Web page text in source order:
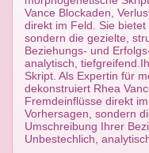
Vance Blockaden,
direkt im Feld. Sie
sondern die gezielte,
Beziehungs- und
analytisch,
Skript. Als Expertin für
dekonstruiert Rhea
Fremdeinflüsse direkt
Vorhersagen, sondern
Umschreibung Ihrer
Unbestechlich,